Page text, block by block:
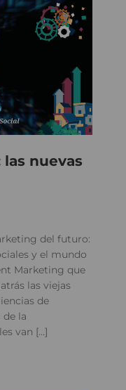
nuevas
del futuro:
y el mundo
Marketing que
las viejas
de
de la
van […]